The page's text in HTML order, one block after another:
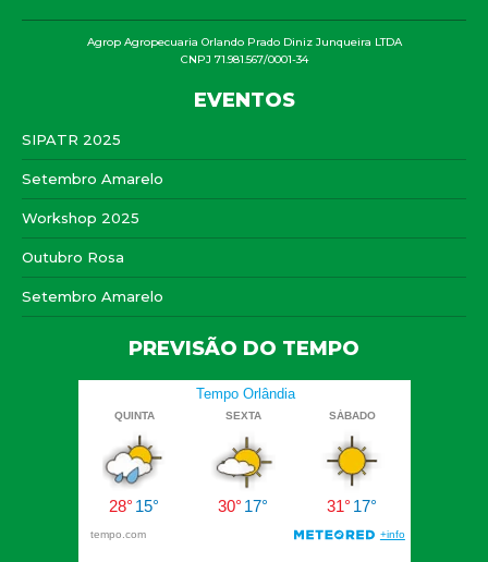
Agrop Agropecuaria Orlando Prado Diniz Junqueira LTDA
CNPJ 71.981.567/0001-34
EVENTOS
SIPATR 2025
Setembro Amarelo
Workshop 2025
Outubro Rosa
Setembro Amarelo
PREVISÃO DO TEMPO